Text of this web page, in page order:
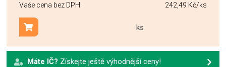
Vaše cena bez DPH: 242,49 Kč/ks
ks
Přidat do košíku
Máte IČ? Získejte ještě výhodnější ceny!